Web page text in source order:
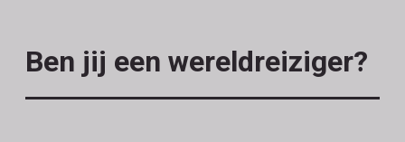
Ben jij een wereldreiziger?